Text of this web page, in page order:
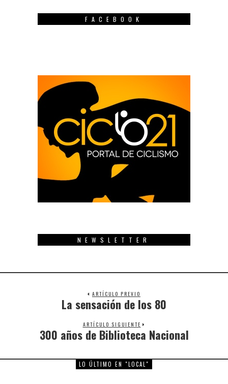
FACEBOOK
NEWSLETTER
ARTÍCULO PREVIO
Previous
La sensación de los 80
ARTÍCULO SIGUIENTE
Next
300 años de Biblioteca Nacional
LO ÚLTIMO EN "LOCAL"